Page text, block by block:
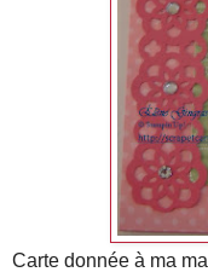
Carte donnée à ma